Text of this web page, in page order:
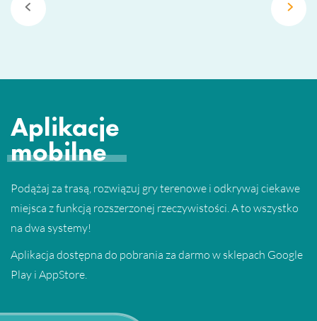
Aplikacje
mobilne
Podążaj za trasą, rozwiązuj gry terenowe i odkrywaj ciekawe
miejsca z funkcją rozszerzonej rzeczywistości. A to wszystko
na dwa systemy!
Aplikacja dostępna do pobrania za darmo w sklepach Google
Play i AppStore.